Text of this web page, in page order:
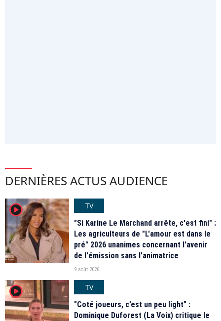
DERNIÈRES ACTUS AUDIENCE
player2
TV
"Si Karine Le Marchand arrête, c'est fini" :
Les agriculteurs de "L'amour est dans le
pré" 2026 unanimes concernant l'avenir
de l'émission sans l'animatrice
9 août 2026
player2
TV
"Coté joueurs, c’est un peu light" :
Dominique Duforest (La Voix) critique le